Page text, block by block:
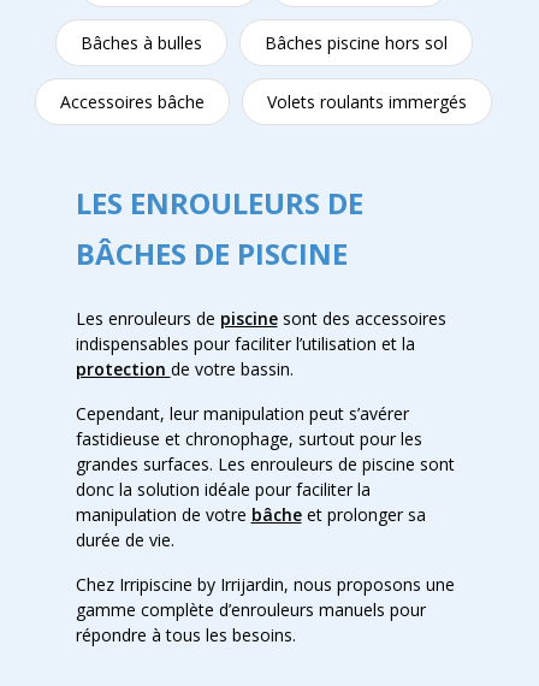
Bâches à bulles Bâches piscine hors sol
Accessoires bâche Volets roulants immergés
LES ENROULEURS DE
BÂCHES DE PISCINE
Les enrouleurs de piscinesont des accessoires
indispensables pour faciliter l’utilisation et la
protection de votre bassin.
Cependant, leur manipulation peut s’avérer
fastidieuse et chronophage, surtout pour les
grandes surfaces. Les enrouleurs de piscine sont
donc la solution idéale pour faciliter la
manipulation de votre bâcheet prolonger sa
durée de vie.
Chez Irripiscine by Irrijardin, nous proposons une
gamme complète d’enrouleurs manuels pour
répondre à tous les besoins.